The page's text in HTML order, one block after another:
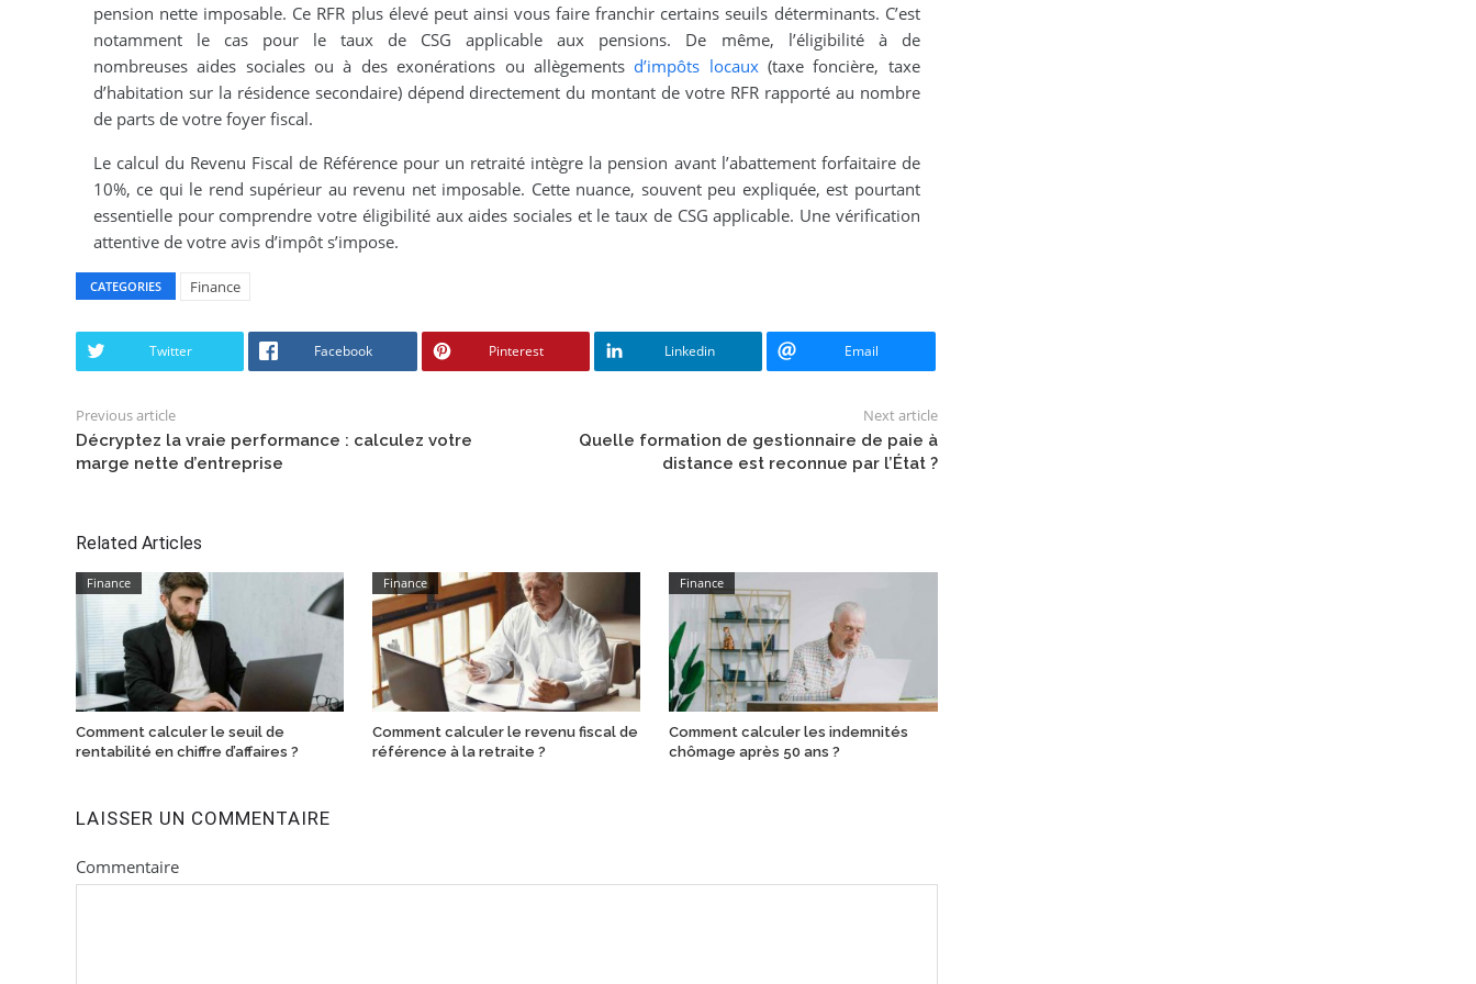
pension nette imposable. Ce RFR plus élevé peut ainsi vous faire franchir certains seuils déterminants. C’est
notamment le cas pour le taux de CSG applicable aux pensions. De même, l’éligibilité à de
nombreuses aides sociales ou à des exonérations ou allègements d’impôts locaux(taxe foncière, taxe
d’habitation sur la résidence secondaire) dépend directement du montant de votre RFR rapporté au nombre
de parts de votre foyer fiscal.
Le calcul du Revenu Fiscal de Référence pour un retraité intègre la pension avant l’abattement forfaitaire de
10%, ce qui le rend supérieur au revenu net imposable. Cette nuance, souvent peu expliquée, est pourtant
essentielle pour comprendre votre éligibilité aux aides sociales et le taux de CSG applicable. Une vérification
attentive de votre avis d’impôt s’impose.
CATEGORIES Finance
Twitter Facebook Pinterest Linkedin Email
Previous article
Décryptez la vraie performance : calculez votre
marge nette d’entreprise
Next article
Quelle formation de gestionnaire de paie à
distance est reconnue par l’État ?
Related Articles
Finance
Comment calculer le seuil de
rentabilité en chiffre d’affaires ?
Finance
Comment calculer le revenu fiscal de
référence à la retraite ?
Finance
Comment calculer les indemnités
chômage après 50 ans ?
LAISSER UN COMMENTAIRE
Commentaire